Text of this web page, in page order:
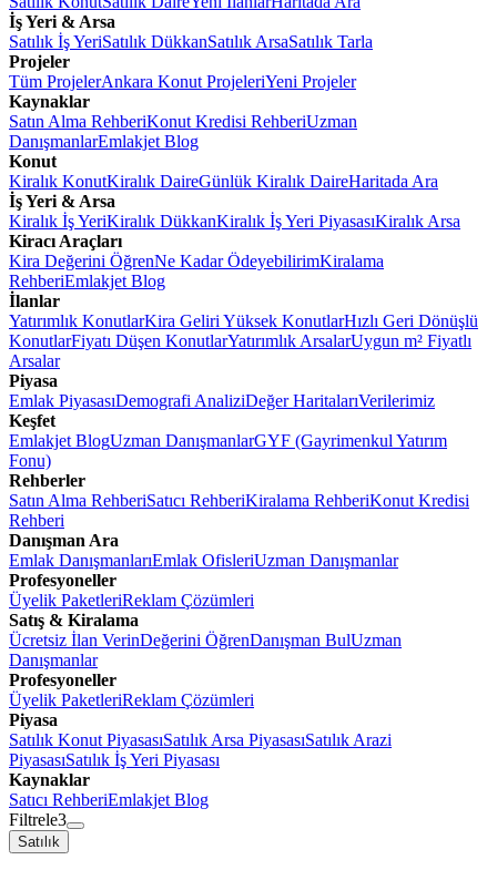
İş Yeri & Arsa
Satılık İş YeriSatılık DükkanSatılık ArsaSatılık Tarla
Projeler
Tüm ProjelerAnkara Konut ProjeleriYeni Projeler
Kaynaklar
Satın Alma RehberiKonut Kredisi RehberiUzman
DanışmanlarEmlakjet Blog
Konut
Kiralık KonutKiralık DaireGünlük Kiralık DaireHaritada Ara
İş Yeri & Arsa
Kiralık İş YeriKiralık DükkanKiralık İş Yeri PiyasasıKiralık Arsa
Kiracı Araçları
Kira Değerini ÖğrenNe Kadar ÖdeyebilirimKiralama
RehberiEmlakjet Blog
İlanlar
Yatırımlık KonutlarKira Geliri Yüksek KonutlarHızlı Geri Dönüşlü
KonutlarFiyatı Düşen KonutlarYatırımlık ArsalarUygun m² Fiyatlı
Arsalar
Piyasa
Emlak PiyasasıDemografi AnaliziDeğer HaritalarıVerilerimiz
Keşfet
Emlakjet BlogUzman DanışmanlarGYF (Gayrimenkul Yatırım
Fonu)
Rehberler
Satın Alma RehberiSatıcı RehberiKiralama RehberiKonut Kredisi
Rehberi
Danışman Ara
Emlak DanışmanlarıEmlak OfisleriUzman Danışmanlar
Profesyoneller
Üyelik PaketleriReklam Çözümleri
Satış & Kiralama
Ücretsiz İlan VerinDeğerini ÖğrenDanışman BulUzman
Danışmanlar
Profesyoneller
Üyelik PaketleriReklam Çözümleri
Piyasa
Satılık Konut PiyasasıSatılık Arsa PiyasasıSatılık Arazi
PiyasasıSatılık İş Yeri Piyasası
Kaynaklar
Satıcı RehberiEmlakjet Blog
Filtrele3
Satılık